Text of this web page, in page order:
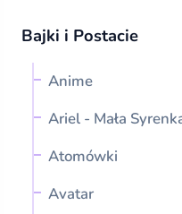
Bajki i Postacie
Anime
Ariel - Mała
Atomówki
Avatar